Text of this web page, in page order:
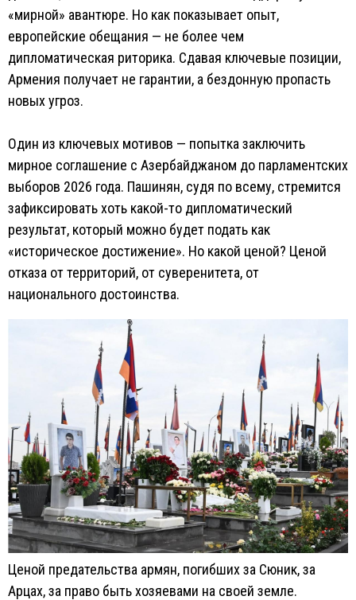
«мирной» авантюре. Но как показывает опыт,
европейские обещания — не более чем
дипломатическая риторика. Сдавая ключевые позиции,
Армения получает не гарантии, а бездонную пропасть
новых угроз.
Один из ключевых мотивов — попытка заключить
мирное соглашение с Азербайджаном до парламентских
выборов 2026 года. Пашинян, судя по всему, стремится
зафиксировать хоть какой-то дипломатический
результат, который можно будет подать как
«историческое достижение». Но какой ценой? Ценой
отказа от территорий, от суверенитета, от
национального достоинства.
Ценой предательства армян, погибших за Сюник, за
Арцах, за право быть хозяевами на своей земле.